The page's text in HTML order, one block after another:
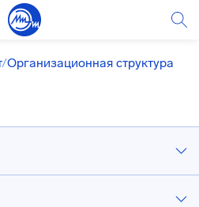
/Организационная структура